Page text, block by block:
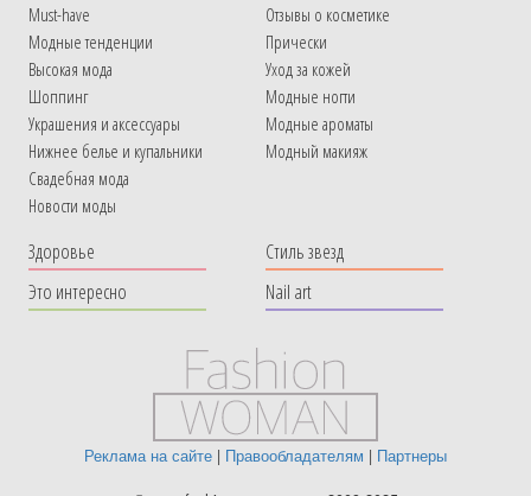
Must-have
Модные тенденции
Высокая мода
Шоппинг
Украшения и аксессуары
Нижнее белье и купальники
Свадебная мода
Новости моды
Отзывы о косметике
Прически
Уход за кожей
Модные ногти
Модные ароматы
Модный макияж
Здоровье
Это интересно
Стиль звезд
Nail art
Реклама на сайте | Правообладателям | Партнеры